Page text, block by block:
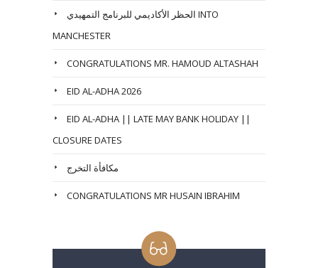
الحظر الأكاديمي للبرنامج التمهيدي INTO
MANCHESTER
CONGRATULATIONS MR. HAMOUD ALTASHAH
EID AL-ADHA 2026
EID AL-ADHA || LATE MAY BANK HOLIDAY ||
CLOSURE DATES
مكافأة التخرج
CONGRATULATIONS MR HUSAIN IBRAHIM